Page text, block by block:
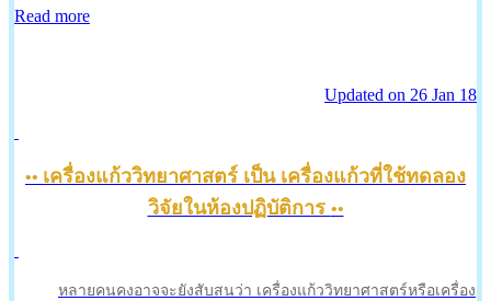
Read more
Updated on 26 Jan 18
•• เครื่องแก้ววิทยาศาสตร์ เป็น เครื่องแก้วที่ใช้ทดลอง
วิจัยในห้องปฏิบัติการ ••
หลายคนคงอาจจะยังสับสนว่า เครื่องแก้ววิทยาศาสตร์หรือเครื่อง